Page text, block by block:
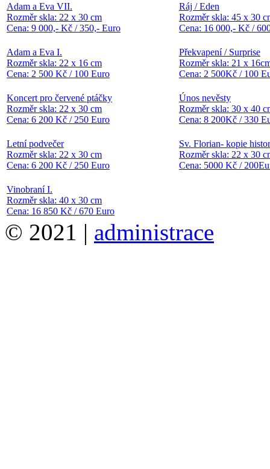
Adam a Eva VII.
Rozměr skla: 22 x 30 cm
Cena: 9 000,- Kč / 350,- Euro
Ráj / Eden
Rozměr skla: 45 x 30
Cena: 16 000,- Kč /
Adam a Eva I.
Rozměr skla: 22 x 16 cm
Cena: 2 500 Kč / 100 Euro
Překvapení / Surprise
Rozměr skla: 21 x
Cena: 2 500Kč / 100
Koncert pro červené ptáčky
Rozměr skla: 22 x 30 cm
Cena: 6 200 Kč / 250 Euro
Únos nevěsty
Rozměr skla: 30 x 40
Cena: 8 200Kč / 330
Letní podvečer
Rozměr skla: 22 x 30 cm
Cena: 6 200 Kč / 250 Euro
Sv. Florian- kopie
Rozměr skla: 22 x 30
Cena: 5000 Kč /
Vinobraní I.
Rozměr skla: 40 x 30 cm
Cena: 16 850 Kč / 670 Euro
© 2021 | administrace